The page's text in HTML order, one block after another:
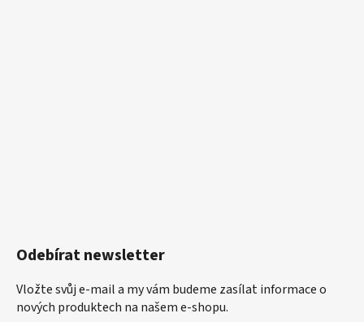
Odebírat newsletter
Vložte svůj e-mail a my vám budeme zasílat informace o
nových produktech na našem e-shopu.